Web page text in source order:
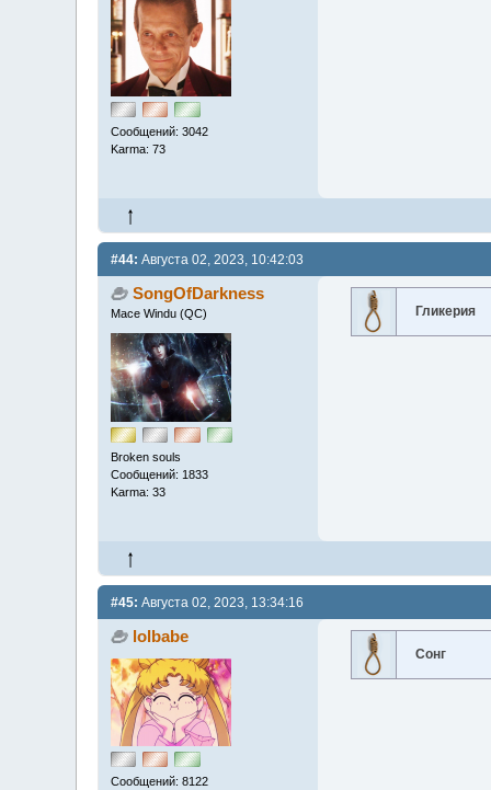
Сообщений: 3042
Karma: 73
#44: Августа 02, 2023, 10:42:03
SongOfDarkness
Mace Windu (QC)
Broken souls
Сообщений: 1833
Karma: 33
Гликерия
#45: Августа 02, 2023, 13:34:16
lolbabe
Сообщений: 8122
Сонг